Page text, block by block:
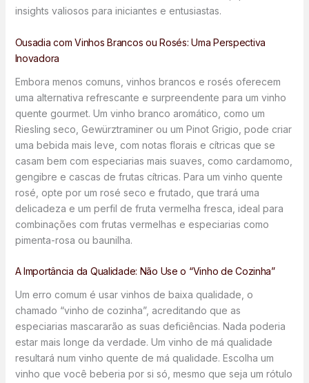
insights valiosos para iniciantes e entusiastas.
Ousadia com Vinhos Brancos ou Rosés: Uma Perspectiva
Inovadora
Embora menos comuns, vinhos brancos e rosés oferecem
uma alternativa refrescante e surpreendente para um vinho
quente gourmet. Um vinho branco aromático, como um
Riesling seco, Gewürztraminer ou um Pinot Grigio, pode criar
uma bebida mais leve, com notas florais e cítricas que se
casam bem com especiarias mais suaves, como cardamomo,
gengibre e cascas de frutas cítricas. Para um vinho quente
rosé, opte por um rosé seco e frutado, que trará uma
delicadeza e um perfil de fruta vermelha fresca, ideal para
combinações com frutas vermelhas e especiarias como
pimenta-rosa ou baunilha.
A Importância da Qualidade: Não Use o “Vinho de Cozinha”
Um erro comum é usar vinhos de baixa qualidade, o
chamado “vinho de cozinha”, acreditando que as
especiarias mascararão as suas deficiências. Nada poderia
estar mais longe da verdade. Um vinho de má qualidade
resultará num vinho quente de má qualidade. Escolha um
vinho que você beberia por si só, mesmo que seja um rótulo